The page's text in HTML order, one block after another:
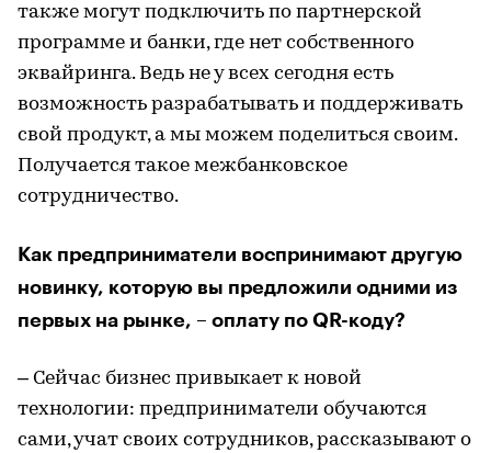
также могут подключить по партнерской
программе и банки, где нет собственного
эквайринга. Ведь не у всех сегодня есть
возможность разрабатывать и поддерживать
свой продукт, а мы можем поделиться своим.
Получается такое межбанковское
сотрудничество.
Как предприниматели воспринимают другую
новинку, которую вы предложили одними из
первых на рынке, – оплату по QR-коду?
– Сейчас бизнес привыкает к новой
технологии: предприниматели обучаются
сами, учат своих сотрудников, рассказывают о